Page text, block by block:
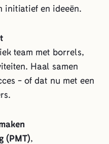
initiatief en ideeën.
team met borrels,
Haal samen
- of dat nu met een
(PMT),